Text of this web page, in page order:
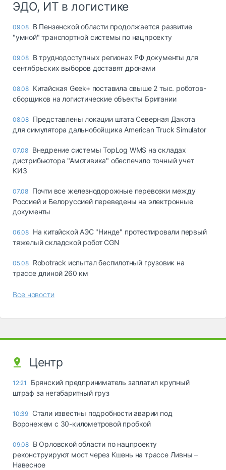
ЭДО, ИТ в логистике
09.08 В Пензенской области продолжается развитие
"умной" транспортной системы по нацпроекту
09.08 В труднодоступных регионах РФ документы для
сентябрьских выборов доставят дронами
08.08 Китайская Geek+ поставила свыше 2 тыс. роботов-
сборщиков на логистические объекты Британии
08.08 Представлены локации штата Северная Дакота
для симулятора дальнобойщика American Truck Simulator
07.08 Внедрение системы TopLog WMS на складах
дистрибьютора "Амотивика" обеспечило точный учет
КИЗ
07.08 Почти все железнодорожные перевозки между
Россией и Белоруссией переведены на электронные
документы
06.08 На китайской АЭС "Нинде" протестировали первый
тяжелый складской робот CGN
05.08 Robotrack испытал беспилотный грузовик на
трассе длиной 260 км
Все новости
Центр
12:21
Брянский предприниматель заплатил крупный
штраф за негабаритный груз
10:39 Стали известны подробности аварии под
Воронежем с 30-километровой пробкой
09.08 В Орловской области по нацпроекту
реконструируют мост через Кшень на трассе Ливны –
Навесное